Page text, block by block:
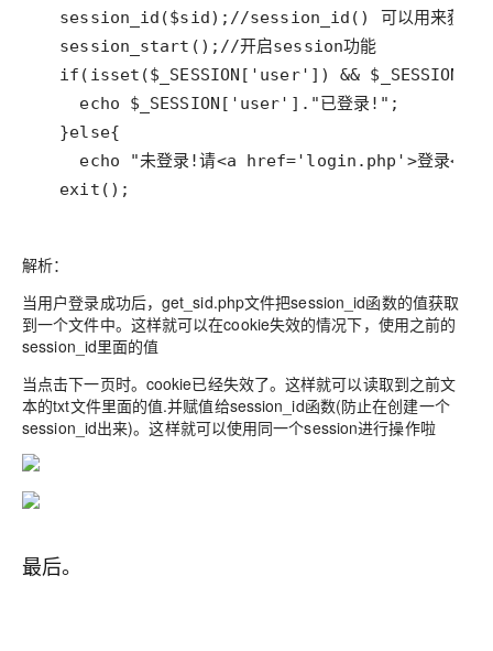
  exit();
解析：
当用户登录成功后，get_sid.php文件把session_id函数的值获取
到一个文件中。这样就可以在cookie失效的情况下，使用之前的
session_id里面的值
当点击下一页时。cookie已经失效了。这样就可以读取到之前文
本的txt文件里面的值.并赋值给session_id函数(防止在创建一个
session_id出来)。这样就可以使用同一个session进行操作啦
最后。